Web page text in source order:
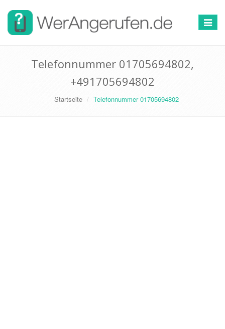
Toggle
Telefonnummer 01705694802,
+491705694802
Startseite Telefonnummer 01705694802